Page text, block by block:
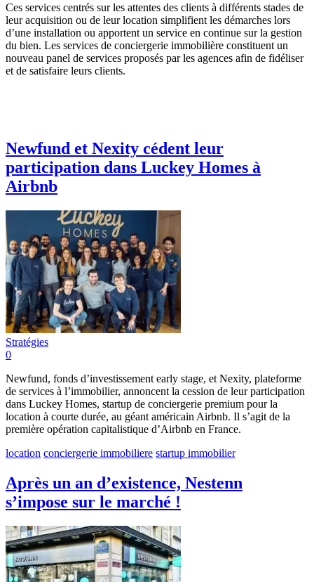
Ces services centrés sur les attentes des clients à différents stades de
leur acquisition ou de leur location simplifient les démarches lors
d’une installation ou apportent un service en continue sur la gestion
du bien. Les services de conciergerie immobilière constituent un
nouveau panel de services proposés par les agences afin de fidéliser
et de satisfaire leurs clients.
Newfund et Nexity cédent leur
participation dans Luckey Homes à
Airbnb
Stratégies
0
Newfund, fonds d’investissement early stage, et Nexity, plateforme
de services à l’immobilier, annoncent la cession de leur participation
dans Luckey Homes, startup de conciergerie premium pour la
location à courte durée, au géant américain Airbnb. Il s’agit de la
première opération capitalistique d’Airbnb en France.
location conciergerie immobiliere startup immobilier
Après un an d’existence, Nestenn
s’impose sur le marché !